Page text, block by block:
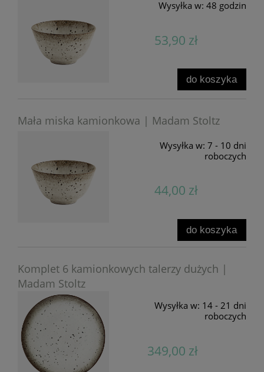
Wysyłka w: 48 godzin
53,90 zł
do koszyka
Mała miska kamionkowa | Madam Stoltz
Wysyłka w: 7 - 10 dni
roboczych
44,00 zł
do koszyka
Komplet 6 kamionkowych talerzy dużych |
Madam Stoltz
Wysyłka w: 14 - 21 dni
roboczych
349,00 zł